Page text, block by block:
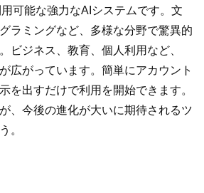
可能な強力なAIシステムです。文
ラミングなど、多様な分野で驚異的
ビジネス、教育、個人利用など、
広がっています。簡単にアカウント
を出すだけで利用を開始できます。
、今後の進化が大いに期待されるツ
。